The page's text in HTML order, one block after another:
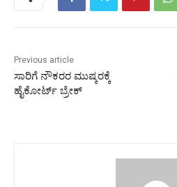
Previous article
ಸಾರಿಗೆ ನೌಕರರ ಮುಷ್ಕರಕ್ಕೆ
ಹೈಕೋರ್ಟ್ ಬ್ರೇಕ್